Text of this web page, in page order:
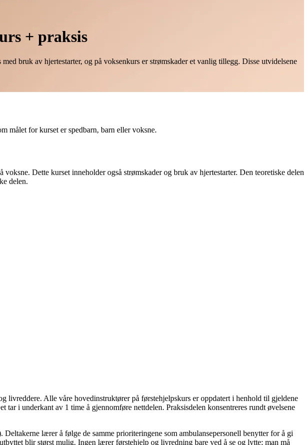
+ praksis
bruk av hjertestarter, og på voksenkurs er strømskader et vanlig tillegg. Disse utvidelsene
målet for kurset er spedbarn, barn eller voksne.
Dette kurset inneholder også strømskader og bruk av hjertestarter. Den teoretiske delen
delen.
Alle våre hovedinstruktører på førstehjelpskurs er oppdatert i henhold til gjeldene
i underkant av 1 time å gjennomføre nettdelen. Praksisdelen konsentreres rundt øvelsene
lærer å følge de samme prioriteringene som ambulansepersonell benytter for å gi
blir størst mulig. Ingen lærer førstehjelp og livredning bare ved å se og lytte; man må